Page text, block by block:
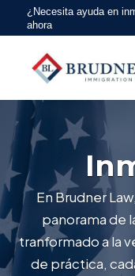
¿Necesita ayuda en
ahora
En Brudner
panorama de
tranformado a la
de práctica,